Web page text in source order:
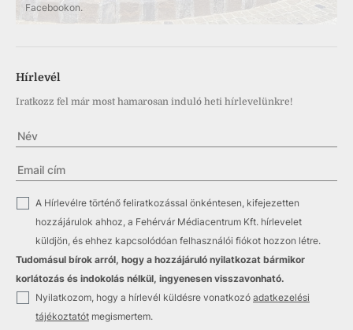
Facebookon.
Hírlevél
Iratkozz fel már most hamarosan induló heti hírlevelünkre!
✓
A Hírlevélre történő feliratkozással önkéntesen, kifejezetten
hozzájárulok ahhoz, a Fehérvár Médiacentrum Kft. hírlevelet
küldjön, és ehhez kapcsolódóan felhasználói fiókot hozzon létre.
Tudomásul bírok arról, hogy a hozzájáruló nyilatkozat bármikor
korlátozás és indokolás nélkül, ingyenesen visszavonható.
✓ Nyilatkozom, hogy a hírlevél küldésre vonatkozó adatkezelési
tájékoztatót megismertem.